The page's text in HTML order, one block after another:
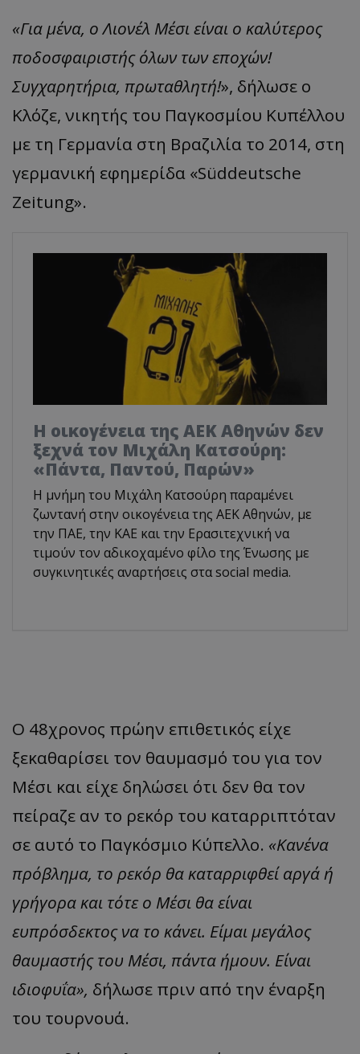
«Για μένα, ο Λιονέλ Μέσι είναι ο καλύτερος
ποδοσφαιριστής όλων των εποχών!
Συγχαρητήρια, πρωταθλητή!», δήλωσε ο
Κλόζε, νικητής του Παγκοσμίου Κυπέλλου
με τη Γερμανία στη Βραζιλία το 2014, στη
γερμανική εφημερίδα «Süddeutsche
Zeitung».
Η οικογένεια της ΑΕΚ Αθηνών δεν
ξεχνά τον Μιχάλη Κατσούρη:
«Πάντα, Παντού, Παρών»
Η μνήμη του Μιχάλη Κατσούρη παραμένει
ζωντανή στην οικογένεια της ΑΕΚ Αθηνών, με
την ΠΑΕ, την ΚΑΕ και την Ερασιτεχνική να
τιμούν τον αδικοχαμένο φίλο της Ένωσης με
συγκινητικές αναρτήσεις στα social media.
Ο 48χρονος πρώην επιθετικός είχε
ξεκαθαρίσει τον θαυμασμό του για τον
Μέσι και είχε δηλώσει ότι δεν θα τον
πείραζε αν το ρεκόρ του καταρριπτόταν
σε αυτό το Παγκόσμιο Κύπελλο. «Κανένα
πρόβλημα, το ρεκόρ θα καταρριφθεί αργά ή
γρήγορα και τότε ο Μέσι θα είναι
ευπρόσδεκτος να το κάνει. Είμαι μεγάλος
θαυμαστής του Μέσι, πάντα ήμουν. Είναι
ιδιοφυΐα», δήλωσε πριν από την έναρξη
του τουρνουά.